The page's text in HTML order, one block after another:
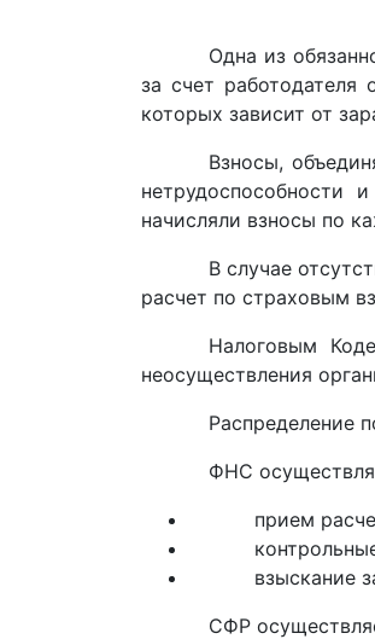
Одна из
за счет
которых зависит от
Взносы,
нетрудоспособности
начисляли взносы по
В случае
расчет по страховым
Налоговым
неосуществления
Распределение
ФНС
прием
взыскание
СФР